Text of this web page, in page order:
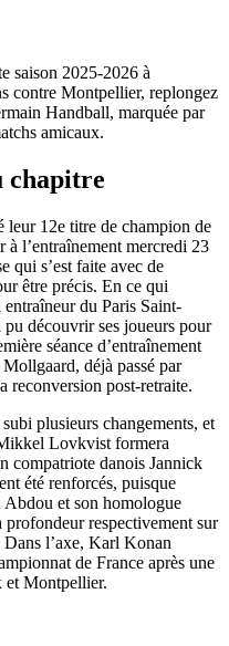
saison 2025-2026 à
contre Montpellier, replongez
Handball, marquée par
amicaux.
chapitre
leur 12e titre de champion de
à l’entraînement mercredi 23
qui s’est faite avec de
être précis. En ce qui
du Paris Saint-
découvrir ses joueurs pour
séance d’entraînement
déjà passé par
reconversion post-retraite.
plusieurs changements, et
Lovkvist formera
compatriote danois Jannick
été renforcés, puisque
et son homologue
respectivement sur
l’axe, Karl Konan
de France après une
et Montpellier.